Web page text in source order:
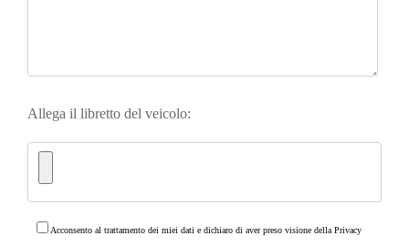
Allega il libretto del veicolo:
Acconsento al trattamento dei miei dati e dichiaro di aver preso visione della Privacy